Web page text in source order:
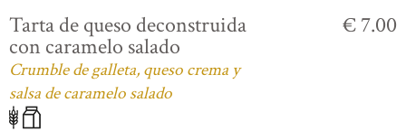
Tarta de queso deconstruida
con caramelo salado
Crumble de galleta, queso crema y
salsa de caramelo salado
€ 7.00